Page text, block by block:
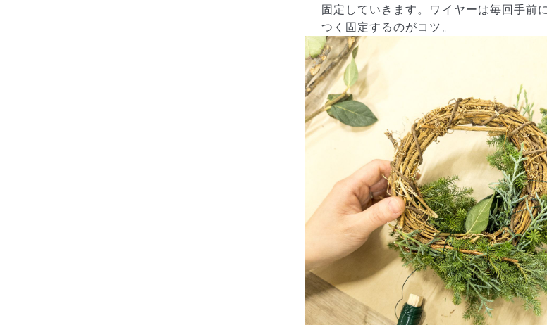
固定していきます。ワイヤーは毎回手前
つく固定するのがコツ。